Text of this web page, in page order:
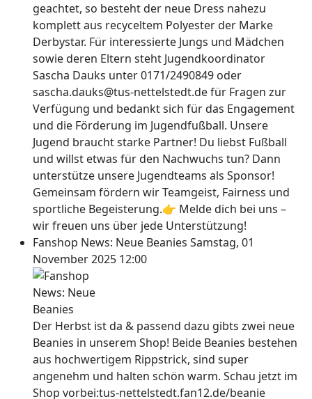
geachtet, so besteht der neue Dress nahezu
komplett aus recyceltem Polyester der Marke
Derbystar. Für interessierte Jungs und Mädchen
sowie deren Eltern steht Jugendkoordinator
Sascha Dauks unter 0171/2490849 oder
sascha.dauks@tus-nettelstedt.de für Fragen zur
Verfügung und bedankt sich für das Engagement
und die Förderung im Jugendfußball. Unsere
Jugend braucht starke Partner! Du liebst Fußball
und willst etwas für den Nachwuchs tun? Dann
unterstütze unsere Jugendteams als Sponsor!
Gemeinsam fördern wir Teamgeist, Fairness und
sportliche Begeisterung.👉 Melde dich bei uns –
wir freuen uns über jede Unterstützung!
Fanshop News: Neue Beanies Samstag, 01
November 2025 12:00
Der Herbst ist da & passend dazu gibts zwei neue
Beanies in unserem Shop! Beide Beanies bestehen
aus hochwertigem Rippstrick, sind super
angenehm und halten schön warm. Schau jetzt im
Shop vorbei:tus-nettelstedt.fan12.de/beanie